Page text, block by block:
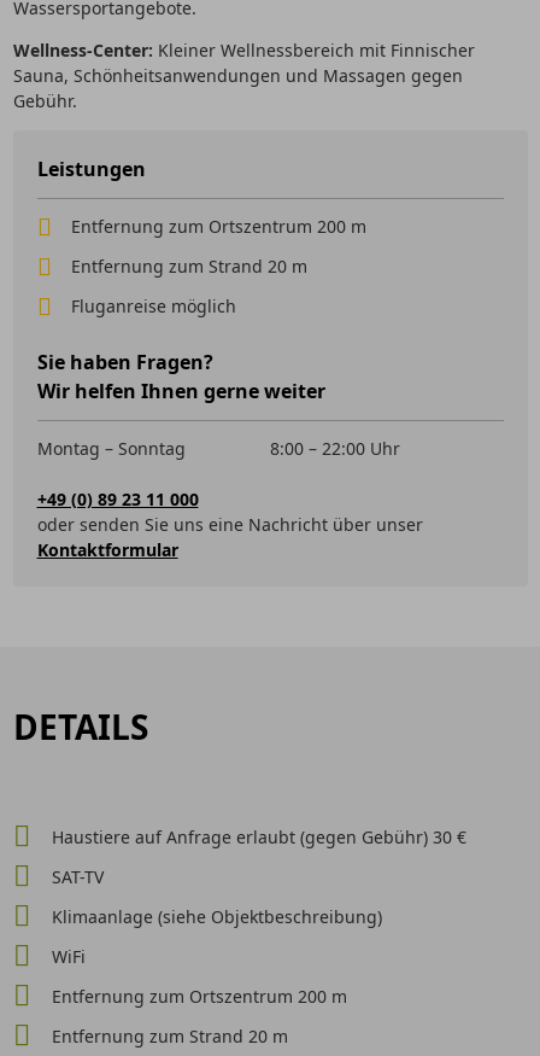
Wassersportangebote.
Wellness-Center: Kleiner Wellnessbereich mit Finnischer
Sauna, Schönheitsanwendungen und Massagen gegen
Gebühr.
Leistungen
Entfernung zum Ortszentrum 200 m
Entfernung zum Strand 20 m
Fluganreise möglich
Sie haben Fragen?
Wir helfen Ihnen gerne weiter
Montag – Sonntag 8:00 – 22:00 Uhr
+49 (0) 89 23 11 000
oder senden Sie uns eine Nachricht über unser
Kontaktformular
DETAILS
Haustiere auf Anfrage erlaubt (gegen Gebühr) 30 €
SAT-TV
Klimaanlage (siehe Objektbeschreibung)
WiFi
Entfernung zum Ortszentrum 200 m
Entfernung zum Strand 20 m